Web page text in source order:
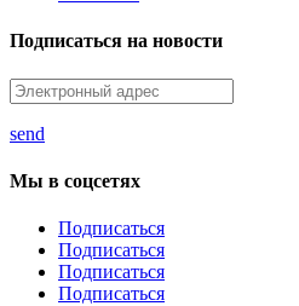
Подписаться на новости
send
Мы в соцсетях
Подписаться
Подписаться
Подписаться
Подписаться